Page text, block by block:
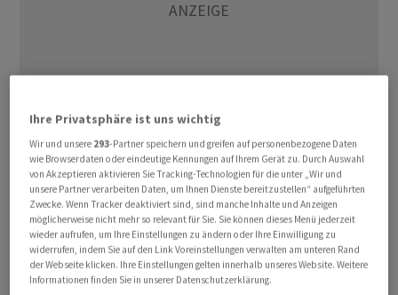
Im Jahresvergleich gingen die Häuserpreise zwar
zurück, allerdings nicht so stark wie befürchtet. Das
Preisniveau fiel um 1,7 Prozent, erwartet wurden minus
2,4 Prozent. S&P-Experte Craig Lazzara sprach von einer
anhaltenden Erholung des Häusermarkts. In der
zweiten Jahreshälfte 2022 waren die Preise deutlich
Ihre Privatsphäre ist uns wichtig
Wir und unsere 293-Partner speichern und greifen auf personenbezogene Daten
wie Browserdaten oder eindeutige Kennungen auf Ihrem Gerät zu. Durch Auswahl
von Akzeptieren aktivieren Sie Tracking-Technologien für die unter „Wir und
unsere Partner verarbeiten Daten, um Ihnen Dienste bereitzustellen“ aufgeführten
Zwecke. Wenn Tracker deaktiviert sind, sind manche Inhalte und Anzeigen
möglicherweise nicht mehr so relevant für Sie. Sie können dieses Menü jederzeit
wieder aufrufen, um Ihre Einstellungen zu ändern oder Ihre Einwilligung zu
widerrufen, indem Sie auf den Link Voreinstellungen verwalten am unteren Rand
der Webseite klicken. Ihre Einstellungen gelten innerhalb unseres Website. Weitere
Informationen finden Sie in unserer Datenschutzerklärung.